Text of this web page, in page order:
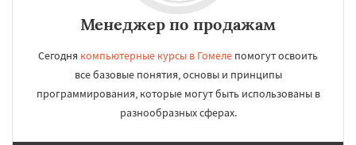
Менеджер по продажам
Сегодня компьютерные курсы в Гомеле помогут освоить
все базовые понятия, основы и принципы
программирования, которые могут быть использованы в
разнообразных сферах.